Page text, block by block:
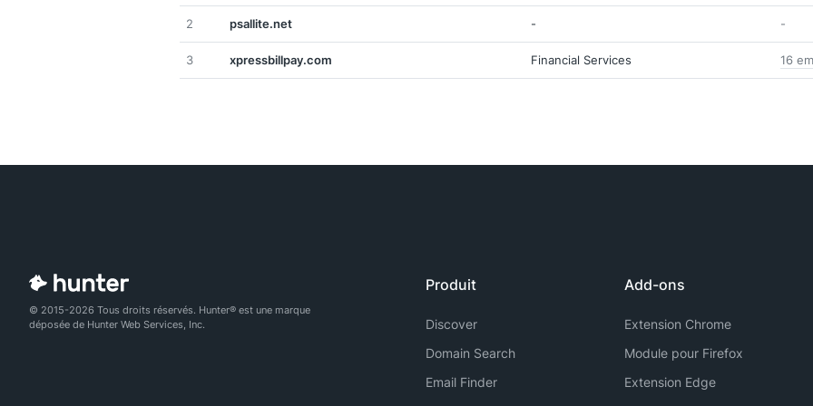
2 psallite.net - -
3 xpressbillpay.com Financial Services 16
© 2015-2026 Tous droits réservés. Hunter® est une marque
déposée de Hunter Web Services, Inc.
Produit
Discover
Domain Search
Email Finder
Add-ons
Extension Chrome
Module pour Firefox
Extension Edge